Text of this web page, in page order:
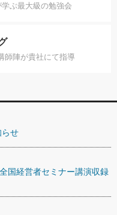
ぶ最大級の勉強会
師陣が貴社にて指導
らせ
国経営者セミナー講演収録